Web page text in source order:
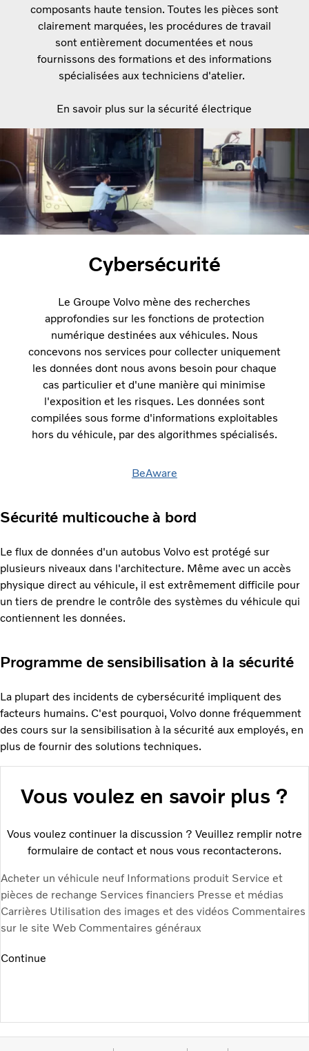
composants haute tension. Toutes les pièces sont
clairement marquées, les procédures de travail
sont entièrement documentées et nous
fournissons des formations et des informations
spécialisées aux techniciens d'atelier.
En savoir plus sur la sécurité électrique
Cybersécurité
Le Groupe Volvo mène des recherches
approfondies sur les fonctions de protection
numérique destinées aux véhicules. Nous
concevons nos services pour collecter uniquement
les données dont nous avons besoin pour chaque
cas particulier et d'une manière qui minimise
l'exposition et les risques. Les données sont
compilées sous forme d'informations exploitables
hors du véhicule, par des algorithmes spécialisés.
BeAware
Sécurité multicouche à bord
Le flux de données d'un autobus Volvo est protégé sur
plusieurs niveaux dans l'architecture. Même avec un accès
physique direct au véhicule, il est extrêmement difficile pour
un tiers de prendre le contrôle des systèmes du véhicule qui
contiennent les données.
Programme de sensibilisation à la sécurité
La plupart des incidents de cybersécurité impliquent des
facteurs humains. C'est pourquoi, Volvo donne fréquemment
des cours sur la sensibilisation à la sécurité aux employés, en
plus de fournir des solutions techniques.
Vous voulez en savoir plus ?
Vous voulez continuer la discussion ? Veuillez remplir notre
formulaire de contact et nous vous recontacterons.
Acheter un véhicule neuf Informations produit Service et
pièces de rechange Services financiers Presse et médias
Carrières Utilisation des images et des vidéos Commentaires
sur le site Web Commentaires généraux
Continue